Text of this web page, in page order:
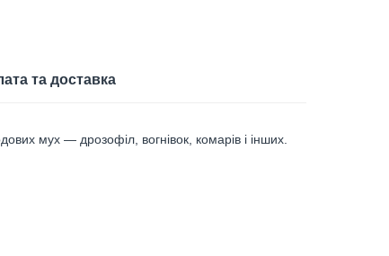
та доставка
мух — дрозофіл, вогнівок, комарів і інших.